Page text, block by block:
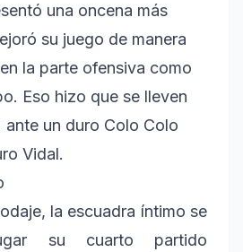
una oncena más
su juego de manera
la parte ofensiva como
Eso hizo que se lleven
un duro Colo Colo
Vidal.
la escuadra íntimo se
su cuarto partido